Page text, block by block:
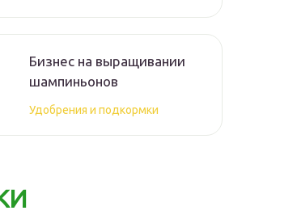
Бизнес на выращивании
шампиньонов
Удобрения и подкормки